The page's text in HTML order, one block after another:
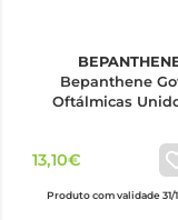
Bepanthene
Oftálmicas
13,10€
Produto com validade 31/